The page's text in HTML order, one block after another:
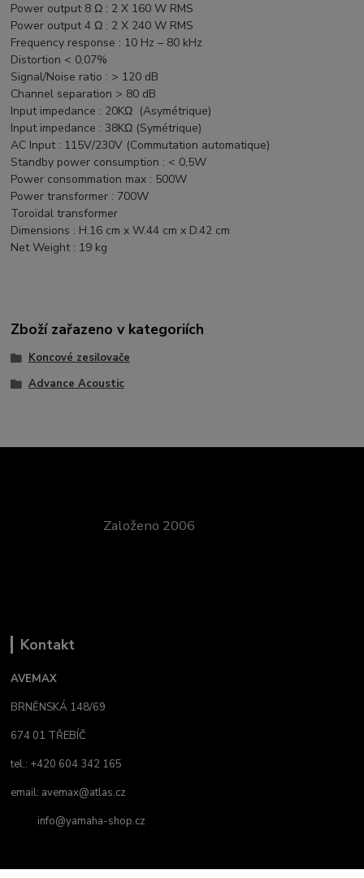
Power output 8 Ω : 2 X 160 W RMS
Power output 4 Ω : 2 X 240 W RMS
Frequency response : 10 Hz – 80 kHz
Distortion < 0,07%
Signal/Noise ratio : > 120 dB
Channel separation > 80 dB
Input impedance : 20KΩ (Asymétrique)
Input impedance : 38KΩ (Symétrique)
AC Input : 115V/230V (Commutation automatique)
Standby power consumption : < 0,5W
Power consommation max : 500W
Power transformer : 700W
Toroïdal transformer
Dimensions : H.16 cm x W.44 cm x D.42 cm
Net Weight : 19 kg
Zboží zařazeno v kategoriích
Koncové zesilovače
Advance Acoustic
Založeno 2006
Kontakt
AVEMAX
BRNĚNSKÁ 148/69
674 01 TŘEBÍČ
tel.: +420 604 342 165
email: avemax@atlas.cz
info@yamaha-shop.cz